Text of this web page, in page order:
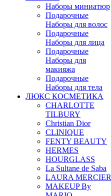
Наборы миниатюр
Подарочные
Наборы для волос
Подарочные
Наборы для лица
Подарочные
Наборы для
макияжа
Подарочные
Наборы для тела
ЛЮКС КОСМЕТИКА
CHARLOTTE
TILBURY
Christian Dior
CLINIQUE
FENTY BEAUTY
HERMES
HOURGLASS
La Sultane de Saba
LAURA MERCIER
MAKEUP By